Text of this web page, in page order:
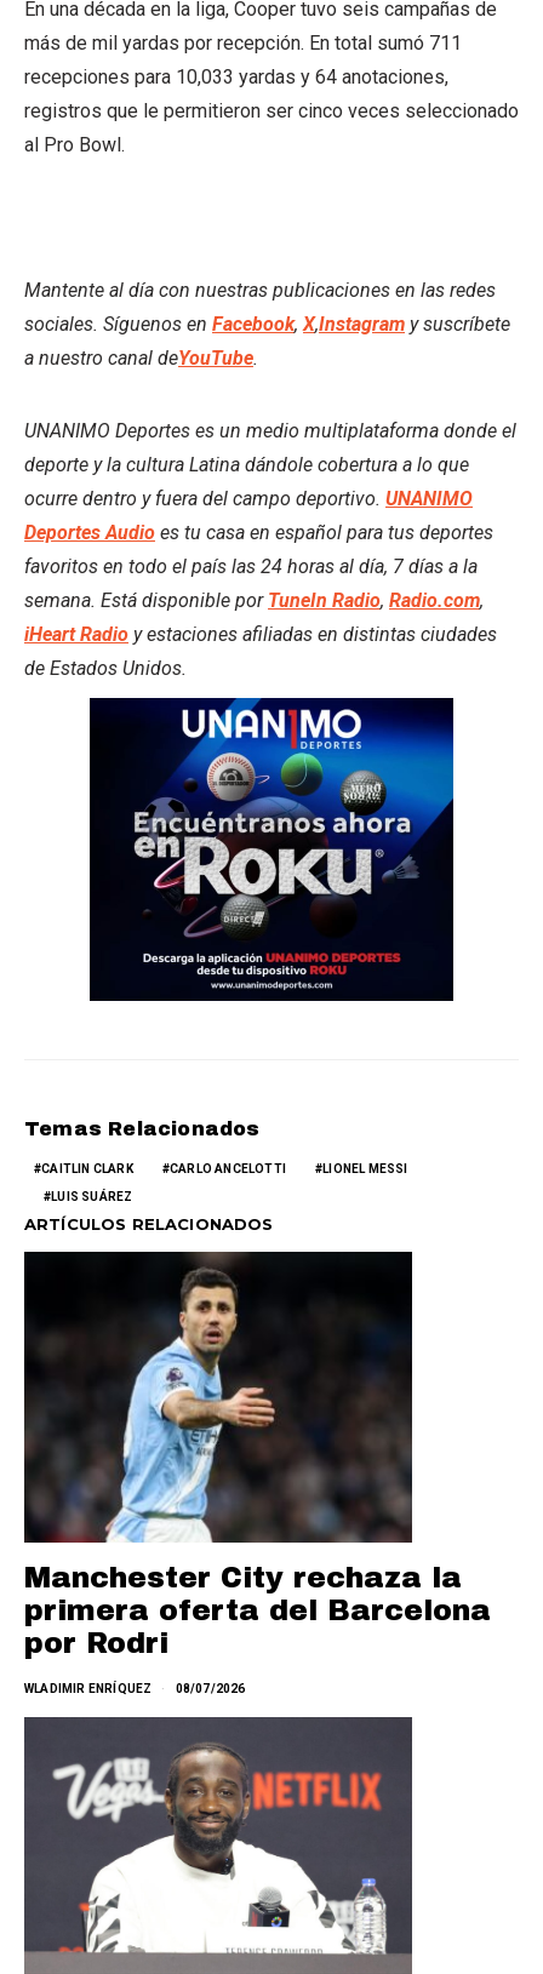
En una década en la liga, Cooper tuvo seis campañas de
más de mil yardas por recepción. En total sumó 711
recepciones para 10,033 yardas y 64 anotaciones,
registros que le permitieron ser cinco veces seleccionado
al Pro Bowl.
Mantente al día con nuestras publicaciones en las redes
sociales. Síguenos en Facebook,X,Instagram y suscríbete
a nuestro canal deYouTube.
UNANIMO Deportes es un medio multiplataforma donde el
deporte y la cultura Latina dándole cobertura a lo que
ocurre dentro y fuera del campo deportivo. UNANIMO
Deportes Audio es tu casa en español para tus deportes
favoritos en todo el país las 24 horas al día, 7 días a la
semana. Está disponible por TuneIn Radio, Radio.com,
iHeart Radio y estaciones afiliadas en distintas ciudades
de Estados Unidos.
Temas Relacionados
CAITLIN CLARK CARLO ANCELOTTI LIONEL MESSI
LUIS SUÁREZ
ARTÍCULOS RELACIONADOS
Manchester City rechaza la
primera oferta del Barcelona
por Rodri
WLADIMIR ENRÍQUEZ 08/07/2026